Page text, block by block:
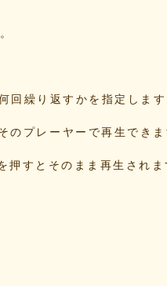
繰り返すかを指定します
プレーヤーで再生できま
すとそのまま再生されま